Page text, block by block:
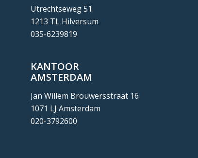
Utrechtseweg 51
1213 TL Hilversum
035-6239819
KANTOOR
AMSTERDAM
Jan Willem Brouwersstraat 16
1071 LJ Amsterdam
020-3792600